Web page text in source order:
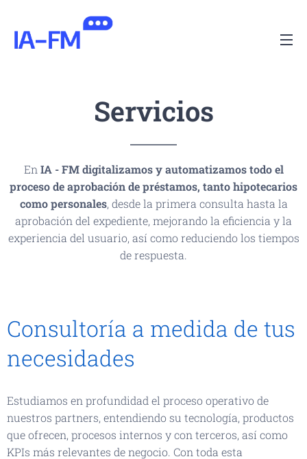
Servicios
En IA - FMdigitalizamos y automatizamos todo el
proceso de aprobación de préstamos, tanto hipotecarios
como personales, desde la primera consulta hasta la
aprobación del expediente, mejorando la eficiencia y la
experiencia del usuario, así como reduciendo los tiempos
de respuesta.
Consultoría a medida de tus
necesidades
Estudiamos en profundidad el proceso operativo de
nuestros partners, entendiendo su tecnología, productos
que ofrecen, procesos internos y con terceros, así como
KPIs más relevantes de negocio. Con toda esta